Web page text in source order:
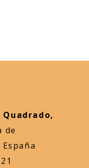
de